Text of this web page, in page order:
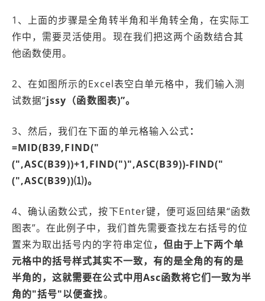
1、上面的步骤是全角转半角和半角转全角，在实际工
作中，需要灵活使用。现在我们把这两个函数结合其
他函数使用。
2、在如图所示的Excel表空白单元格中，我们输入测
试数据“jssy（函数图表)”。
3、然后，我们在下面的单元格输入公式：
=MID(B39,FIND("
(",ASC(B39))+1,FIND(")",ASC(B39))-FIND("
(",ASC(B39))⑴)。
4、确认函数公式，按下Enter键，便可返回结果“函数
图表”。在此例子中，我们首先需要查找左右括号的位
置来为取出括号内的字符串定位，但由于上下两个单
元格中的括号样式其实不一致，有的是全角的有的是
半角的，这就需要在公式中用Asc函数将它们一致为半
角的"括号"以便查找。